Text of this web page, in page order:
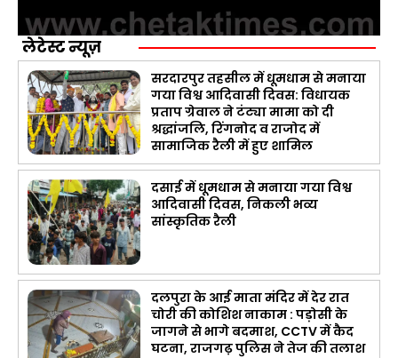
लेटेस्ट न्यूज़
सरदारपुर तहसील में धूमधाम से मनाया
गया विश्व आदिवासी दिवस: विधायक
प्रताप ग्रेवाल ने टंट्या मामा को दी
श्रद्धांजलि, रिंगनोद व राजोद में
सामाजिक रैली में हुए शामिल
दसाई में धूमधाम से मनाया गया विश्व
आदिवासी दिवस, निकली भव्य
सांस्कृतिक रैली
दलपुरा के आई माता मंदिर में देर रात
चोरी की कोशिश नाकाम : पड़ोसी के
जागने से भागे बदमाश, CCTV में कैद
घटना, राजगढ़ पुलिस ने तेज की तलाश